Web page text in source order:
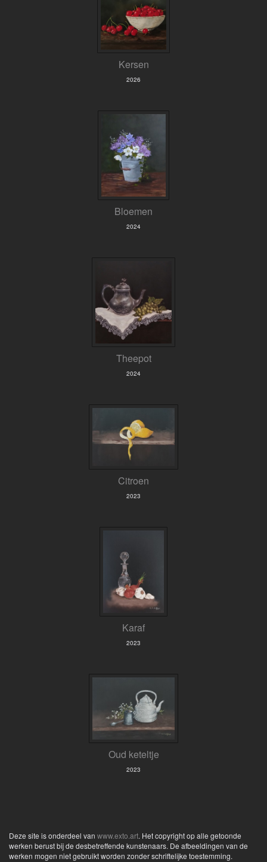
Kersen
2026
Bloemen
2024
Theepot
2024
Citroen
2023
Karaf
2023
Oud keteltje
2023
Deze site is onderdeel van www.exto.art. Het copyright op alle getoonde
werken berust bij de desbetreffende kunstenaars. De afbeeldingen van de
werken mogen niet gebruikt worden zonder schriftelijke toestemming.